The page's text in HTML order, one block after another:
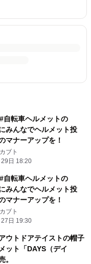
自転車ヘルメットの
みんなでヘルメット投
マナーアップを！
ブト
日 18:20
自転車ヘルメットの
みんなでヘルメット投
マナーアップを！
ブト
日 19:30
ウトドアテイストの帽子
ット「DAYS（デイ
。